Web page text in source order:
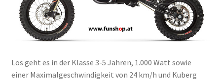
Los geht es in der Klasse 3-5 Jahren, 1.000 Watt sowie
einer Maximalgeschwindigkeit von 24 km/h und Kuberg